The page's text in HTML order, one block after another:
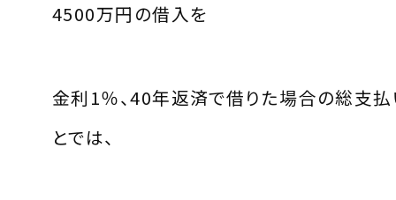
4500万円の借入を
金利1％、40年返済で借りた場合の総支
とでは、